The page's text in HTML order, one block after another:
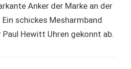
Anker der Marke an der
schickes Mesharmband
Hewitt Uhren gekonnt ab.